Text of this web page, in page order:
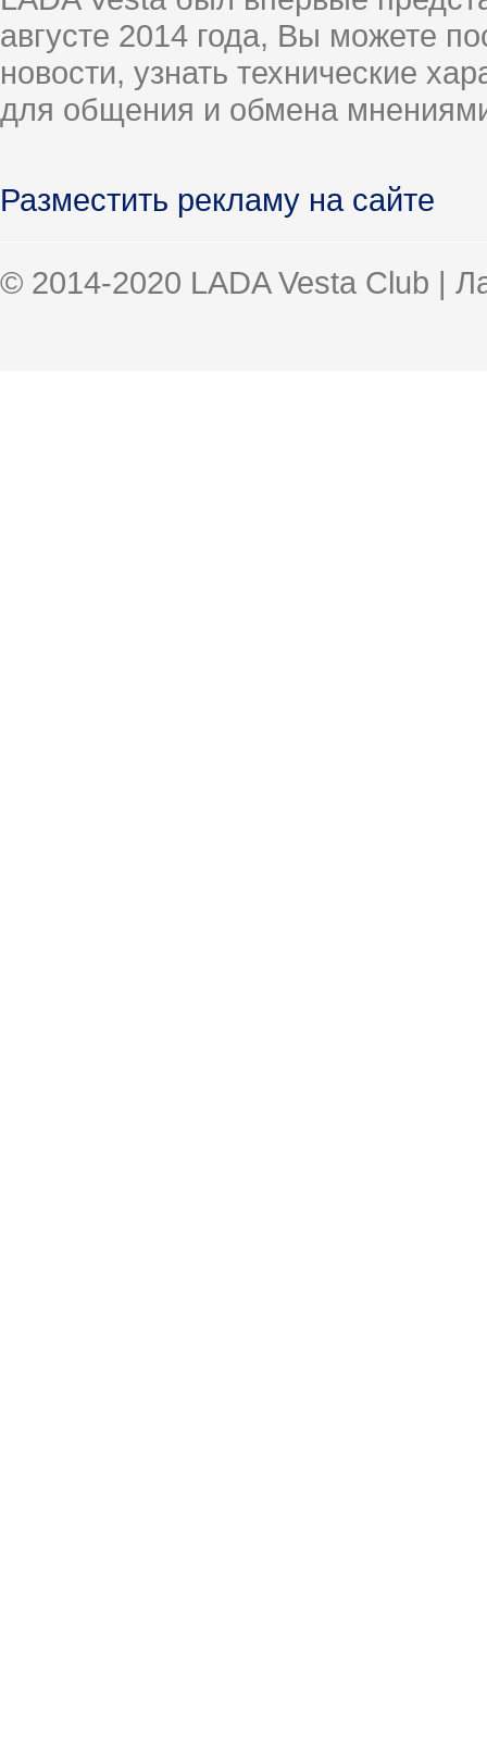
августе 2014 года, Вы можете
новости, узнать технические
для общения и обмена
Разместить рекламу на сайте
© 2014-2020 LADA Vesta Club |